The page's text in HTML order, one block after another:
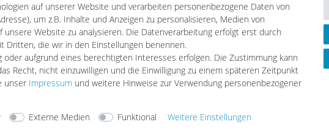
Deko & Heim
Außenleuchten
Standard Leuchtmittel
LED Leuchtmittel
Fortimo LED
Vorschaltgeräte
Zubehör
Wunschliste
Informationen
Zahlungsarten
Versandarten & -kosten
Umwelt & Entsorgung
Zahlungsarten Versandarten
auf unserer Website und verarbeiten personenbezogene Daten von
um z.B. Inhalte und Anzeigen zu personalisieren, Medien von
Website zu analysieren. Die Datenverarbeitung erfolgt erst durch
Dritten, die wir in den Einstellungen benennen.
oder aufgrund eines berechtigten Interesses erfolgen. Die Zustimmung kann
Recht, nicht einzuwilligen und die Einwilligung zu einem späteren Zeitpunkt
unser Impressum und weitere Hinweise zur Verwendung personenbezogener
Externe Medien Funktional Weitere Einstellungen